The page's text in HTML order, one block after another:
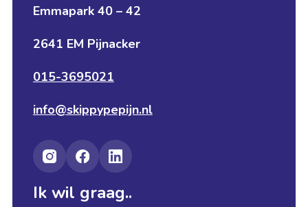
Ik wil graag..
Emmapark 40 – 42
2641 EM Pijnacker
015-3695021
info@skippypepijn.nl